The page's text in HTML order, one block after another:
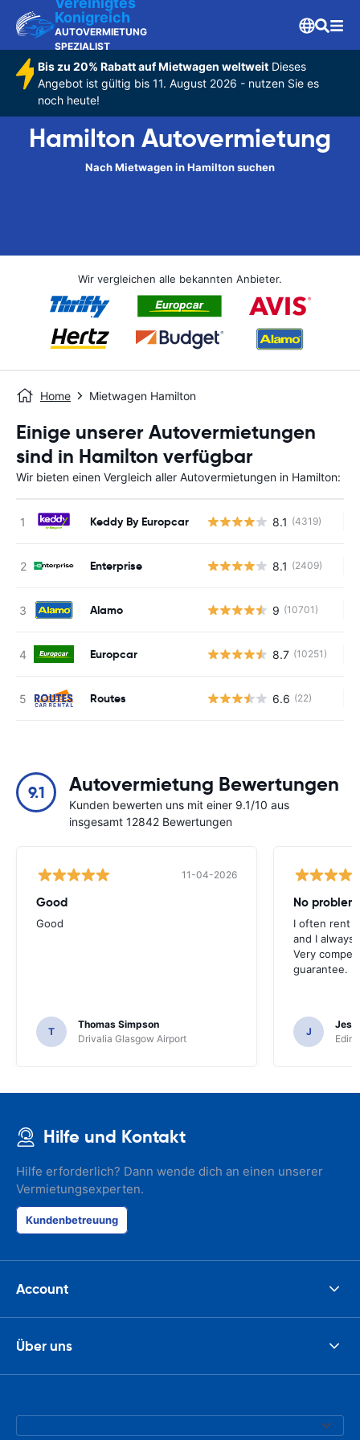
Konigreich
AUTOVERMIETUNG
SPEZIALIST
Bis zu 20% Rabatt auf Mietwagen weltweitDieses
Angebot ist gültig bis 11. August 2026 - nutzen Sie es
noch heute!
Hamilton Autovermietung
Nach Mietwagen in Hamilton suchen
Wir vergleichen alle bekannten Anbieter.
Home Mietwagen Hamilton
Einige unserer Autovermietungen
sind in Hamilton verfügbar
Wir bieten einen Vergleich aller Autovermietungen in Hamilton:
Keddy By Europcar 8.1 (4319)
Enterprise 8.1 (2409)
Alamo 9 (10701)
Europcar 8.7 (10251)
Routes 6.6 (22)
9.1 Autovermietung Bewertungen
Kunden bewerten uns mit einer 9.1/10 aus
insgesamt 12842 Bewertungen
11-04-2026
Good
Good
T
Thomas Simpson
Drivalia Glasgow Airport
No problem
I often rent
and I always
Very
guarantee.
J
Hilfe und Kontakt
Hilfe erforderlich? Dann wende dich an einen unserer
Vermietungsexperten.
Kundenbetreuung
Account
Über uns